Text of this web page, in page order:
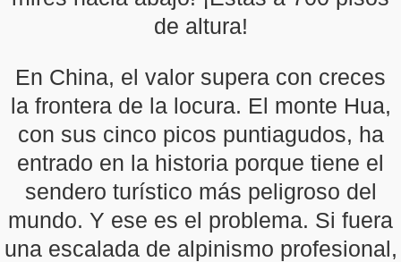
de altura!
En China, el valor supera con creces
la frontera de la locura. El monte Hua,
con sus cinco picos puntiagudos, ha
entrado en la historia porque tiene el
sendero turístico más peligroso del
mundo. Y ese es el problema. Si fuera
una escalada de alpinismo profesional,